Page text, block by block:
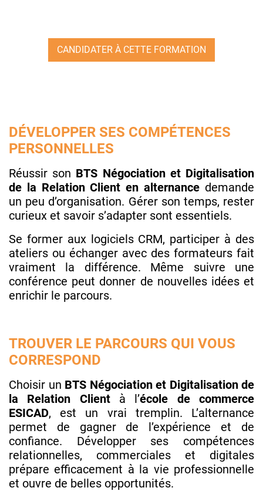
CANDIDATER À CETTE FORMATION
DÉVELOPPER SES COMPÉTENCES
PERSONNELLES
Réussir son BTS Négociation et Digitalisation
de la Relation Client en alternance demande
un peu d’organisation. Gérer son temps, rester
curieux et savoir s’adapter sont essentiels.
Se former aux logiciels CRM, participer à des
ateliers ou échanger avec des formateurs fait
vraiment la différence. Même suivre une
conférence peut donner de nouvelles idées et
enrichir le parcours.
TROUVER LE PARCOURS QUI VOUS
CORRESPOND
Choisir un BTS Négociation et Digitalisation de
la Relation Clientà l’école de commerce
ESICAD, est un vrai tremplin. L’alternance
permet de gagner de l’expérience et de
confiance. Développer ses compétences
relationnelles, commerciales et digitales
prépare efficacement à la vie professionnelle
et ouvre de belles opportunités.